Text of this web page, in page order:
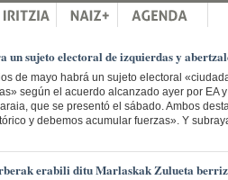
un sujeto electoral de izquierdas y
de mayo habrá un sujeto electoral
según el acuerdo alcanzado ayer por EA
que se presentó el sábado. Ambos
y debemos acumular fuerzas». Y
erabili ditu Marlaskak Zulueta